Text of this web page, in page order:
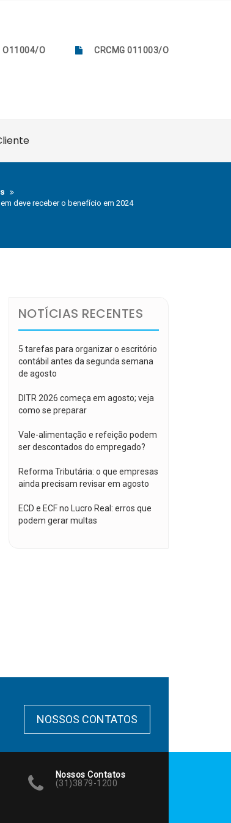
O11004/O CRCMG 011003/O
deve receber o benefício em 2024
NOTÍCIAS RECENTES
5 tarefas para organizar o escritório
contábil antes da segunda semana
de agosto
DITR 2026 começa em agosto; veja
como se preparar
Vale-alimentação e refeição podem
ser descontados do empregado?
Reforma Tributária: o que empresas
ainda precisam revisar em agosto
ECD e ECF no Lucro Real: erros que
podem gerar multas
NOSSOS CONTATOS
Nossos Contatos
(31)3879-1200